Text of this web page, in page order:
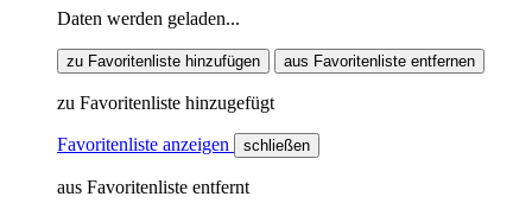
Daten werden geladen...
zu Favoritenliste hinzufügen aus Favoritenliste entfernen
zu Favoritenliste hinzugefügt
Favoritenliste anzeigen schließen
aus Favoritenliste entfernt